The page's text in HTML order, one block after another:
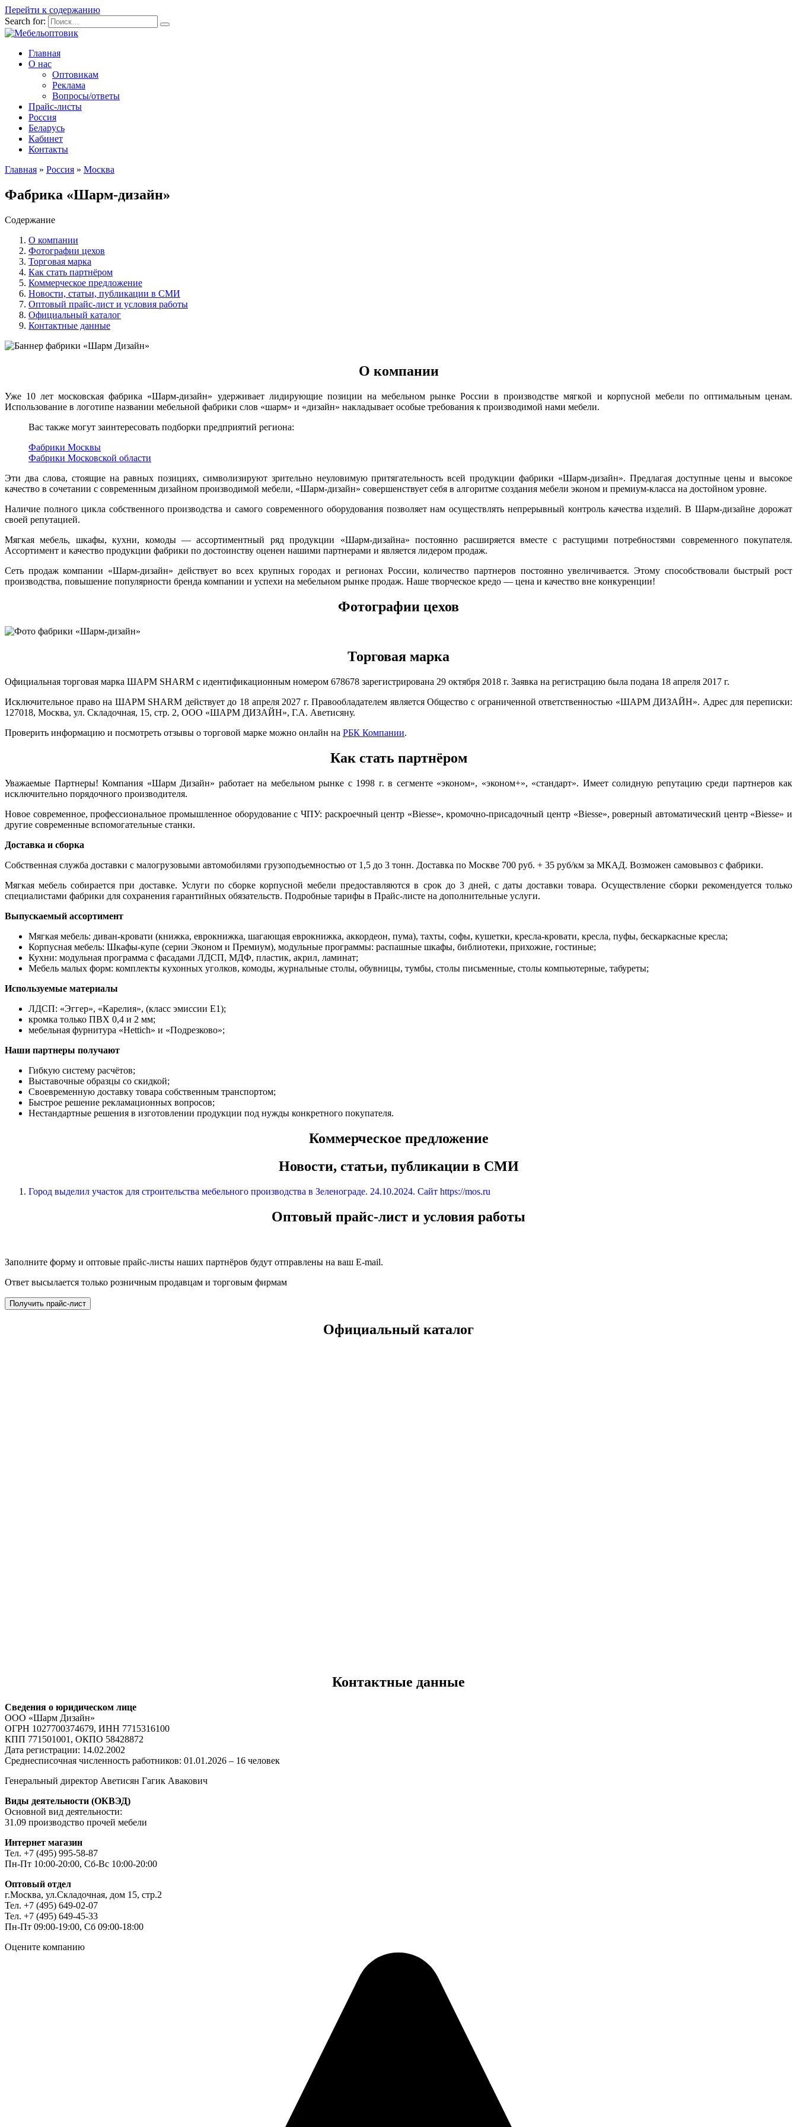
Перейти к содержанию
Search for:
Главная
О нас
Оптовикам
Реклама
Вопросы/ответы
Прайс-листы
Россия
Беларусь
Кабинет
Контакты
Главная » Россия » Москва
Фабрика «Шарм-дизайн»
Содержание
О компании
Фотографии цехов
Торговая марка
Как стать партнёром
Коммерческое предложение
Новости, статьи, публикации в СМИ
Оптовый прайс-лист и условия работы
Официальный каталог
Контактные данные
О компании
Уже 10 лет московская фабрика «Шарм-дизайн» удерживает лидирующие позиции на мебельном рынке России в производстве мягкой и корпусной мебели по оптимальным ценам.
Использование в логотипе названии мебельной фабрики слов «шарм» и «дизайн» накладывает особые требования к производимой нами мебели.
Вас также могут заинтересовать подборки предприятий региона:
Фабрики Москвы
Фабрики Московской области
Эти два слова, стоящие на равных позициях, символизируют зрительно неуловимую притягательность всей продукции фабрики «Шарм-дизайн». Предлагая доступные цены и высокое
качество в сочетании с современным дизайном производимой мебели, «Шарм-дизайн» совершенствует себя в алгоритме создания мебели эконом и премиум-класса на достойном уровне.
Наличие полного цикла собственного производства и самого современного оборудования позволяет нам осуществлять непрерывный контроль качества изделий. В Шарм-дизайне дорожат
своей репутацией.
Мягкая мебель, шкафы, кухни, комоды — ассортиментный ряд продукции «Шарм-дизайна» постоянно расширяется вместе с растущими потребностями современного покупателя.
Ассортимент и качество продукции фабрики по достоинству оценен нашими партнерами и является лидером продаж.
Сеть продаж компании «Шарм-дизайн» действует во всех крупных городах и регионах России, количество партнеров постоянно увеличивается. Этому способствовали быстрый рост
производства, повышение популярности бренда компании и успехи на мебельном рынке продаж. Наше творческое кредо — цена и качество вне конкуренции!
Фотографии цехов
Торговая марка
Официальная торговая марка ШАРМ SHARM с идентификационным номером 678678 зарегистрирована 29 октября 2018 г. Заявка на регистрацию была подана 18 апреля 2017 г.
Исключительное право на ШАРМ SHARM действует до 18 апреля 2027 г. Правообладателем является Общество с ограниченной ответственностью «ШАРМ ДИЗАЙН». Адрес для переписки:
127018, Москва, ул. Складочная, 15, стр. 2, ООО «ШАРМ ДИЗАЙН», Г.А. Аветисяну.
Проверить информацию и посмотреть отзывы о торговой марке можно онлайн на РБК Компании.
Как стать партнёром
Уважаемые Партнеры! Компания «Шарм Дизайн» работает на мебельном рынке с 1998 г. в сегменте «эконом», «эконом+», «стандарт». Имеет солидную репутацию среди партнеров как
исключительно порядочного производителя.
Новое современное, профессиональное промышленное оборудование с ЧПУ: раскроечный центр «Biesse», кромочно-присадочный центр «Biesse», роверный автоматический центр «Biesse» и
другие современные вспомогательные станки.
Доставка и сборка
Собственная служба доставки с малогрузовыми автомобилями грузоподъемностью от 1,5 до 3 тонн. Доставка по Москве 700 руб. + 35 руб/км за МКАД. Возможен самовывоз с фабрики.
Мягкая мебель собирается при доставке. Услуги по сборке корпусной мебели предоставляются в срок до 3 дней, с даты доставки товара. Осуществление сборки рекомендуется только
специалистами фабрики для сохранения гарантийных обязательств. Подробные тарифы в Прайс-листе на дополнительные услуги.
Выпускаемый ассортимент
Мягкая мебель: диван-кровати (книжка, еврокнижка, шагающая еврокнижка, аккордеон, пума), тахты, софы, кушетки, кресла-кровати, кресла, пуфы, бескаркасные кресла;
Корпусная мебель: Шкафы-купе (серии Эконом и Премиум), модульные программы: распашные шкафы, библиотеки, прихожие, гостиные;
Кухни: модульная программа с фасадами ЛДСП, МДФ, пластик, акрил, ламинат;
Мебель малых форм: комплекты кухонных уголков, комоды, журнальные столы, обувницы, тумбы, столы письменные, столы компьютерные, табуреты;
Используемые материалы
ЛДСП: «Эггер», «Карелия», (класс эмиссии Е1);
кромка только ПВХ 0,4 и 2 мм;
мебельная фурнитура «Hettich» и «Подрезково»;
Наши партнеры получают
Гибкую систему расчётов;
Выставочные образцы со скидкой;
Своевременную доставку товара собственным транспортом;
Быстрое решение рекламационных вопросов;
Нестандартные решения в изготовлении продукции под нужды конкретного покупателя.
Коммерческое предложение
Новости, статьи, публикации в СМИ
Город выделил участок для строительства мебельного производства в Зеленограде. 24.10.2024. Сайт https://mos.ru
Оптовый прайс-лист и условия работы
Заполните форму и оптовые прайс-листы наших партнёров будут отправлены на ваш E-mail.
Ответ высылается только розничным продавцам и торговым фирмам
Получить прайс-лист
Официальный каталог
Контактные данные
Сведения о юридическом лице
ООО «Шарм Дизайн»
ОГРН 1027700374679, ИНН 7715316100
КПП 771501001, ОКПО 58428872
Дата регистрации: 14.02.2002
Среднесписочная численность работников: 01.01.2026 – 16 человек
Генеральный директор Аветисян Гагик Авакович
Виды деятельности (ОКВЭД)
Основной вид деятельности:
31.09 производство прочей мебели
Интернет магазин
Тел. +7 (495) 995-58-87
Пн-Пт 10:00-20:00, Сб-Вс 10:00-20:00
Оптовый отдел
г.Москва, ул.Складочная, дом 15, стр.2
Тел. +7 (495) 649-02-07
Тел. +7 (495) 649-45-33
Пн-Пт 09:00-19:00, Сб 09:00-18:00
Оцените компанию